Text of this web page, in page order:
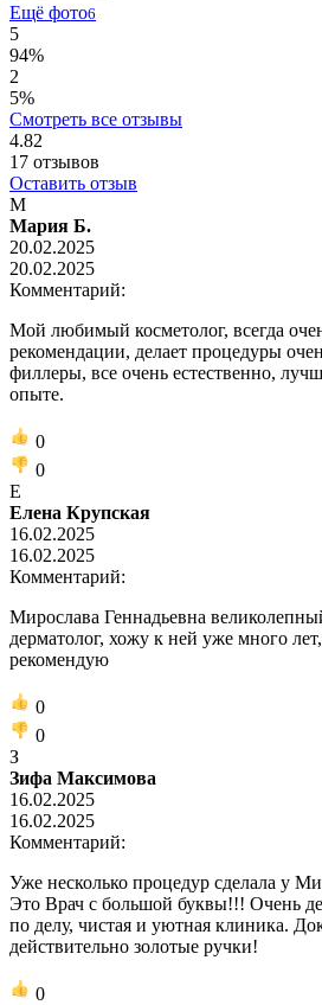
Ещё фото6
5
94%
2
5%
Смотреть все отзывы
4.82
17 отзывов
Оставить отзыв
М
Мария Б.
20.02.2025
20.02.2025
Комментарий:
Мой любимый косметолог, всегда
рекомендации, делает процедуры
филлеры, все очень естественно,
опыте.
0
0
Е
Елена Крупская
16.02.2025
16.02.2025
Комментарий:
Мирослава Геннадьевна
дерматолог, хожу к ней уже много
рекомендую
0
0
З
Зифа Максимова
16.02.2025
16.02.2025
Комментарий:
Уже несколько процедур сделала у
Это Врач с большой буквы!!! Очень
по делу, чистая и уютная клиника.
действительно золотые ручки!
0